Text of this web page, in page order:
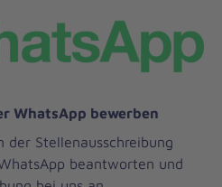
WhatsApp bewerben
Stellenausschreibung
beantworten und